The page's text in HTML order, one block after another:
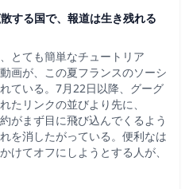
する国で、報道は生き残れる
とても簡単なチュートリア
画が、この夏フランスのソーシ
ている。7月22日以降、グーグ
たリンクの並びより先に、
がまず目に飛び込んでくるよう
を消したがっている。便利なは
けてオフにしようとする人が、